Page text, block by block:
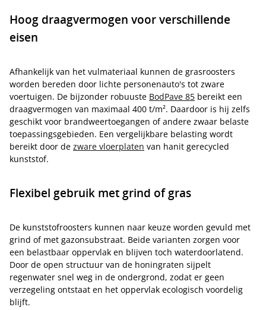
Hoog draagvermogen voor verschillende
eisen
Afhankelijk van het vulmateriaal kunnen de grasroosters
worden bereden door lichte personenauto's tot zware
voertuigen. De bijzonder robuuste BodPave 85 bereikt een
draagvermogen van maximaal 400 t/m². Daardoor is hij zelfs
geschikt voor brandweertoegangen of andere zwaar belaste
toepassingsgebieden. Een vergelijkbare belasting wordt
bereikt door de zware vloerplaten van hanit gerecycled
kunststof.
Flexibel gebruik met grind of gras
De kunststofroosters kunnen naar keuze worden gevuld met
grind of met gazonsubstraat. Beide varianten zorgen voor
een belastbaar oppervlak en blijven toch waterdoorlatend.
Door de open structuur van de honingraten sijpelt
regenwater snel weg in de ondergrond, zodat er geen
verzegeling ontstaat en het oppervlak ecologisch voordelig
blijft.